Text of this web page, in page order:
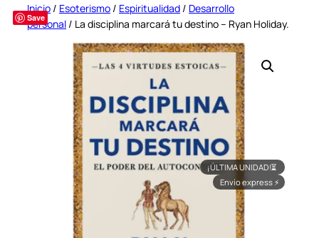
Save
Inicio / Esoterismo / Espiritualidad / Desarrollo
personal / La disciplina marcará tu destino – Ryan Holiday.
¡ÚLTIMA UNIDAD!⏳
Envío express ⚡